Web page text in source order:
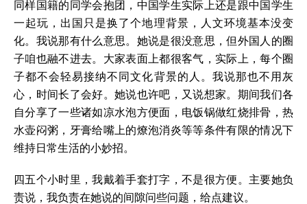
同样国籍的同学会抱团，中国学生实际上还是跟中国学生
一起玩，出国只是换了个地理背景，人文环境基本没变
化。我说那有什么意思。她说是很没意思，但外国人的圈
子咱也融不进去。大家表面上都很客气，实际上，每个圈
子都不会轻易接纳不同文化背景的人。我说那也不用灰
心，时间长了会好。她说也许吧，又说想家。期间我们各
自分享了一些诸如凉水泡方便面，电饭锅做红烧排骨，热
水壶闷粥，牙膏给嘴上的燎泡消炎等等条件有限的情况下
维持日常生活的小妙招。
四五个小时里，我戴着手套打字，不是很方便。主要她负
责说，我负责在她说的间隙问些问题，给点建议。